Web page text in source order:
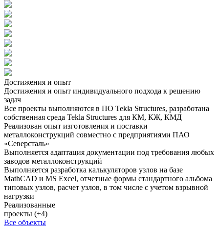
Достижения и опыт
Достижения и опыт индивидуального подхода к решению
задач
Все проекты выполняются в ПО Tekla Structures, разработана
собственная среда Tekla Structures для КМ, КЖ, КМД
Реализован опыт изготовления и поставки
металлоконструкций совместно с предприятиями ПАО
«Северсталь»
Выполняется адаптация документации под требования любых
заводов металлоконструкций
Выполняется разработка калькуляторов узлов на базе
MathCAD и MS Excel, отчетные формы стандартного альбома
типовых узлов, расчет узлов, в том числе с учетом взрывной
нагрузки
Реализованные
проекты (+4)
Все объекты